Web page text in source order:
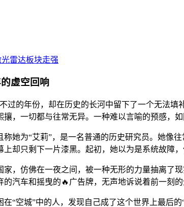
虚空回响
过的年份，却在历史的长河中留下了一个无法
，一切都与往常无异。一种难以言喻的预感，如
称她为“艾莉”，是一名普通的历史研究员。她像
上却只剩下一片漆黑。起初，她以为是系统故障
家，仿佛在一夜之间，被一种无形的力量抽离了
汽车和摇曳的🔥广告牌，无声地诉说着前一刻的
在“空城”中的人，发现自己成了这个世界上最后